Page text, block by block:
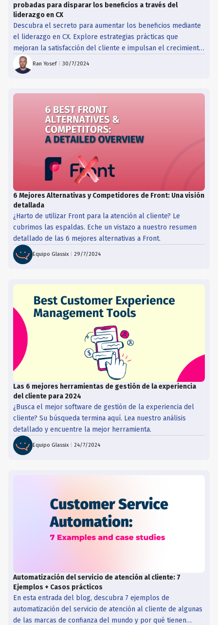
probadas para disparar los beneficios a través del
liderazgo en CX
Descubra el secreto para aumentar los beneficios mediante
el liderazgo en CX. Explore estrategias prácticas que
mejoran la satisfacción del cliente e impulsan el crecimiento
financiero.
Ran Yosef |30/7/2024
6 Mejores Alternativas y Competidores de Front: Una visión
detallada
¿Harto de utilizar Front para la atención al cliente? Le
cubrimos las espaldas. Eche un vistazo a nuestro resumen
detallado de las 6 mejores alternativas a Front.
Equipo Glassix |29/7/2024
Las 6 mejores herramientas de gestión de la experiencia
del cliente para 2024
¿Busca el mejor software de gestión de la experiencia del
cliente? Su búsqueda termina aquí. Lea nuestro análisis
detallado y encuentre la mejor herramienta.
Equipo Glassix |24/7/2024
Automatización del servicio de atención al cliente: 7
Ejemplos + Casos prácticos
En esta entrada del blog, descubra 7 ejemplos de
automatización del servicio de atención al cliente de algunas
de las marcas de confianza del mundo y por qué tienen